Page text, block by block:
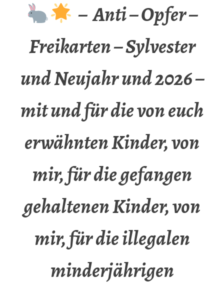
– Anti – Opfer –
Freikarten – Sylvester
und Neujahr und 2026 –
mit und für die von euch
erwähnten Kinder, von
mir, für die gefangen
gehaltenen Kinder, von
mir, für die illegalen
minderjährigen